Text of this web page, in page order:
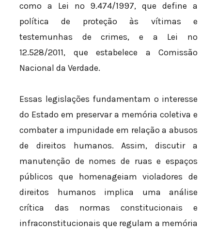
como a Lei nº 9.474/1997, que define a
política de proteção às vítimas e
testemunhas de crimes, e a Lei nº
12.528/2011, que estabelece a Comissão
Nacional da Verdade.
Essas legislações fundamentam o interesse
do Estado em preservar a memória coletiva e
combater a impunidade em relação a abusos
de direitos humanos. Assim, discutir a
manutenção de nomes de ruas e espaços
públicos que homenageiam violadores de
direitos humanos implica uma análise
crítica das normas constitucionais e
infraconstitucionais que regulam a memória